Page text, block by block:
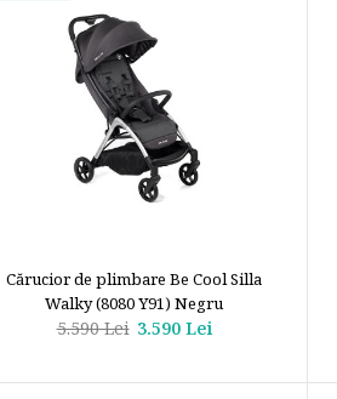
Cărucior de plimbare Be Cool Silla
Walky (8080 Y91) Negru
5.590 Lei 3.590 Lei